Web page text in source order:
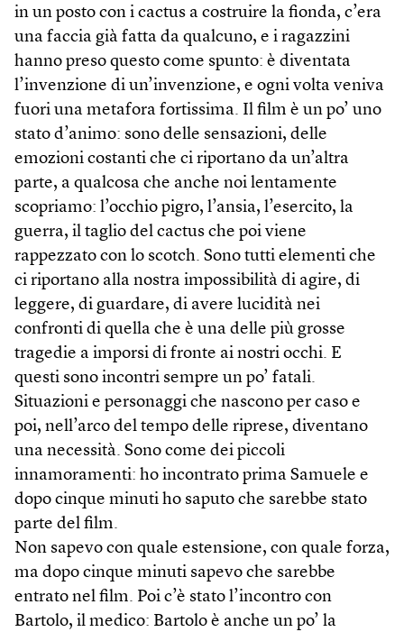
in un posto con i cactus a costruire la fionda, c’era
una faccia già fatta da qualcuno, e i ragazzini
hanno preso questo come spunto: è diventata
l’invenzione di un’invenzione, e ogni volta veniva
fuori una metafora fortissima. Il film è un po’ uno
stato d’animo: sono delle sensazioni, delle
emozioni costanti che ci riportano da un’altra
parte, a qualcosa che anche noi lentamente
scopriamo: l’occhio pigro, l’ansia, l’esercito, la
guerra, il taglio del cactus che poi viene
rappezzato con lo scotch. Sono tutti elementi che
ci riportano alla nostra impossibilità di agire, di
leggere, di guardare, di avere lucidità nei
confronti di quella che è una delle più grosse
tragedie a imporsi di fronte ai nostri occhi. E
questi sono incontri sempre un po’ fatali.
Situazioni e personaggi che nascono per caso e
poi, nell’arco del tempo delle riprese, diventano
una necessità. Sono come dei piccoli
innamoramenti: ho incontrato prima Samuele e
dopo cinque minuti ho saputo che sarebbe stato
parte del film.
Non sapevo con quale estensione, con quale forza,
ma dopo cinque minuti sapevo che sarebbe
entrato nel film. Poi c’è stato l’incontro con
Bartolo, il medico: Bartolo è anche un po’ la